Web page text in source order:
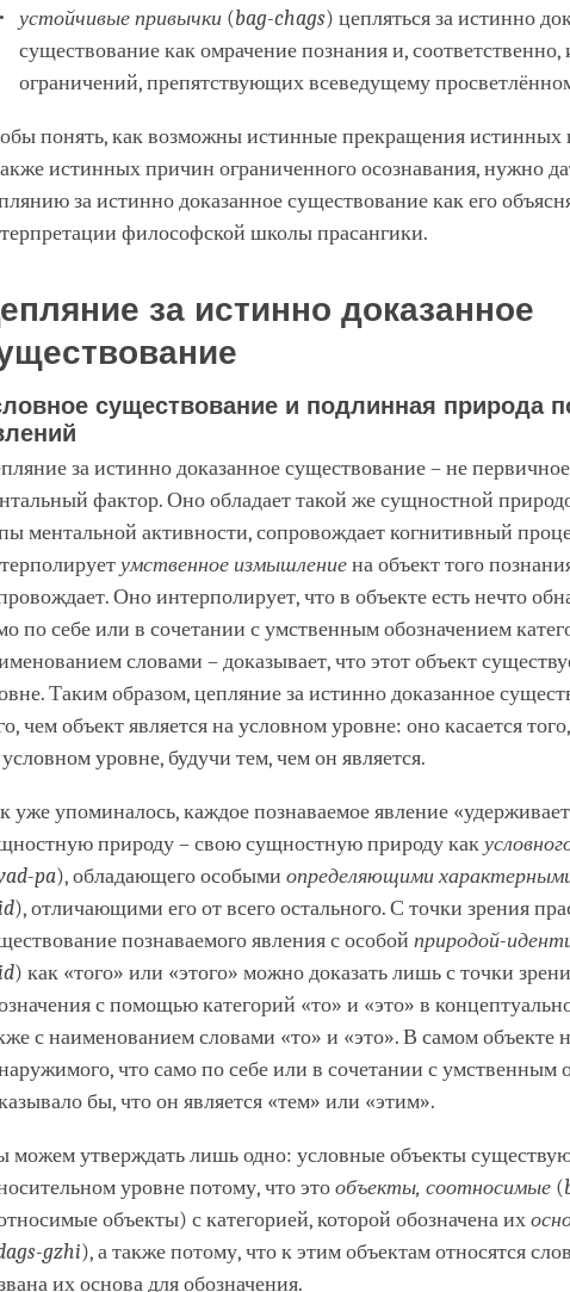
устойчивые привычки (bag-chags) цепляться за истинно
существование как омрачение познания и,
ограничений, препятствующих всеведущему
понять, как возможны истинные прекращения истинных
истинных причин ограниченного осознавания, нужно
за истинно доказанное существование как его
философской школы прасангики.
за истинно доказанное
существование и подлинная природа
за истинно доказанное существование – не
фактор. Оно обладает такой же сущностной
ментальной активности, сопровождает когнитивный
умственное измышлениена объект того
Оно интерполирует, что в объекте есть нечто
по себе или в сочетании с умственным обозначением
словами – доказывает, что этот объект
Таким образом, цепляние за истинно доказанное
чем объект является на условном уровне: оно касается
уровне, будучи тем, чем он является.
уже упоминалось, каждое познаваемое явление
природу – свою сущностную природу как
pa), обладающего особыми определяющими
), отличающими его от всего остального. С точки зрения
познаваемого явления с особой природой-
) как «того» или «этого» можно доказать лишь с точки
с помощью категорий «то» и «это» в
с наименованием словами «то» и «это». В самом объекте
что само по себе или в сочетании с умственным
бы, что он является «тем» или «этим».
утверждать лишь одно: условные объекты
уровне потому, что этообъекты, соотносимые (
объекты) с категорией, которой обозначена их
gzhi), а также потому, что к этим объектам относятся
их основа для обозначения.